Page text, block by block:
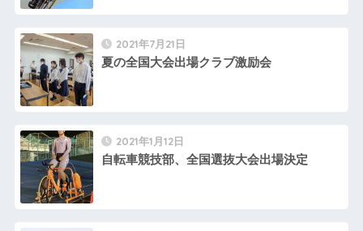
2021年7月21日
夏の全国大会出場クラブ激励会
2021年1月12日
自転車競技部、全国選抜大会出場決定